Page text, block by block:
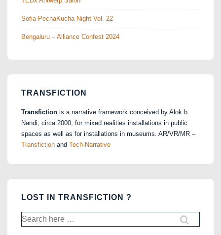
Sofia PechaKucha Night Vol. 22
Bengaluru – Alliance Confest 2024
TRANSFICTION
Transfiction is a narrative framework conceived by Alok b.
Nandi, circa 2000, for mixed realities installations in public
spaces as well as for installations in museums. AR/VR/MR –
Transfiction and Tech-Narrative
LOST IN TRANSFICTION ?
Search
for: